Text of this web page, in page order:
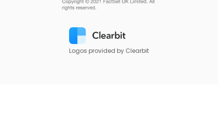
Logos provided by Clearbit